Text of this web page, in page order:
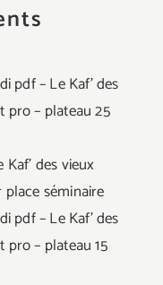
pdf – Le Kaf' des
pro – plateau 25
Kaf' des vieux
séminaire
pdf – Le Kaf' des
pro – plateau 15